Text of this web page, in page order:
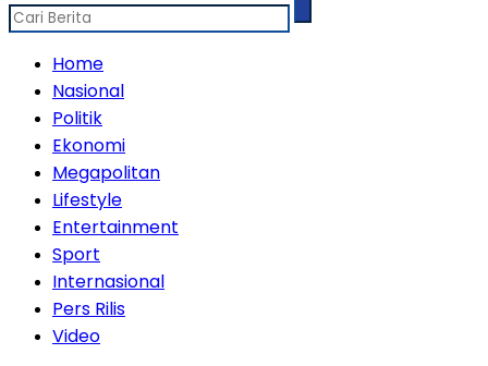
Home
Nasional
Politik
Ekonomi
Megapolitan
Lifestyle
Entertainment
Sport
Internasional
Pers Rilis
Video